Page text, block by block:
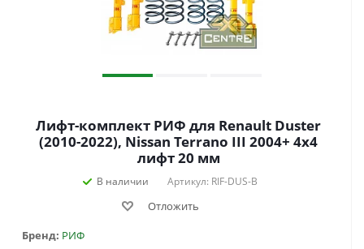
Лифт-комплект РИФ для Renault Duster
(2010-2022), Nissan Terrano III 2004+ 4х4
лифт 20 мм
В наличии Артикул: RIF-DUS-B
Отложить
Бренд: РИФ